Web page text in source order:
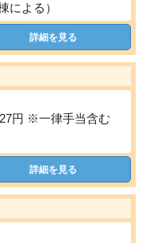
による）
詳細を見る
円 ※一律手当含む
詳細を見る